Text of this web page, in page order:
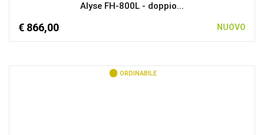
Alyse FH-800L - doppio...
€ 866,00 NUOVO
ORDINABILE